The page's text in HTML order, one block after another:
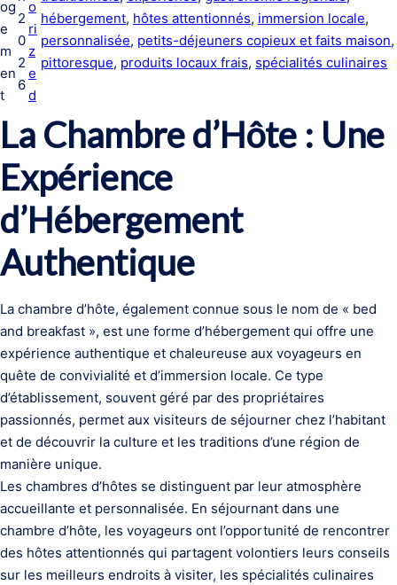
og
e
m
en
t
2
0
2
6
o
ri
z
e
d
hébergement, hôtes attentionnés, immersion locale
personnalisée, petits-déjeuners copieux et faits maison
pittoresque, produits locaux frais, spécialités culinaires
La Chambre d’Hôte : Une
Expérience
d’Hébergement
Authentique
La chambre d’hôte, également connue sous le nom de « bed
and breakfast », est une forme d’hébergement qui offre une
expérience authentique et chaleureuse aux voyageurs en
quête de convivialité et d’immersion locale. Ce type
d’établissement, souvent géré par des propriétaires
passionnés, permet aux visiteurs de séjourner chez l’habitant
et de découvrir la culture et les traditions d’une région de
manière unique.
Les chambres d’hôtes se distinguent par leur atmosphère
accueillante et personnalisée. En séjournant dans une
chambre d’hôte, les voyageurs ont l’opportunité de rencontrer
des hôtes attentionnés qui partagent volontiers leurs conseils
sur les meilleurs endroits à visiter, les spécialités culinaires